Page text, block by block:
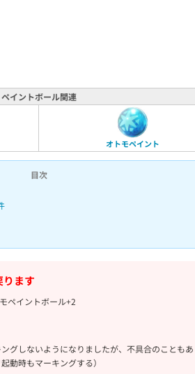
ペイントボール関連
オトモペイント
目次
ます
ペイントボール+2
グしないようになりましたが、不具合のことも
動時もマーキングする）